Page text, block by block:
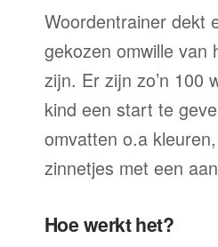
Woordentrainer dekt
gekozen omwille van
zijn. Er zijn zo’n 100
kind een start te
omvatten o.a
zinnetjes met een
Hoe werkt het?